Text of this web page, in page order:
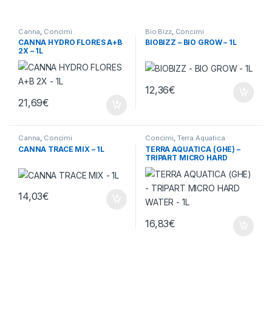
Canna Concimi
CANNA HYDRO FLORES A+B
2X – 1L
21,69€
Bio Bizz, Concimi
BIOBIZZ – BIO GROW – 1L
12,36€
Canna, Concimi
CANNA TRACE MIX – 1L
14,03€
Concimi, Terra Aquatica
TERRA AQUATICA (GHE) –
TRIPART MICRO HARD
WATER – 1L
16,83€